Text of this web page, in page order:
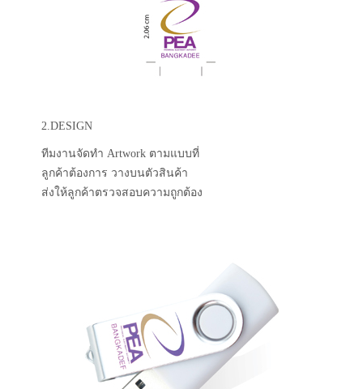
2.DESIGN
ทีมงานจัดทำ Artwork ตามแบบที่
ลูกค้าต้องการ วางบนตัวสินค้า
ส่งให้ลูกค้าตรวจสอบความถูกต้อง